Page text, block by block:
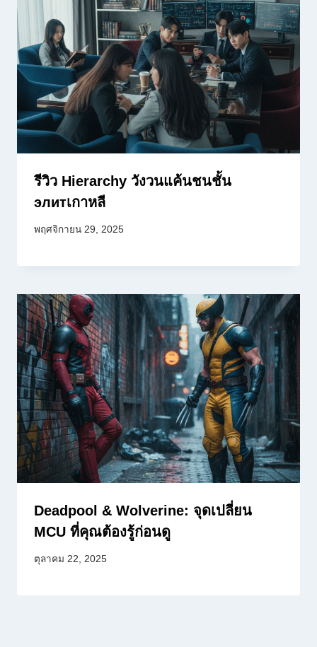
รีวิว Hierarchy วังวนแค้นชนชั้น
элитเกาหลี
พฤศจิกายน 29, 2025
Deadpool & Wolverine: จุดเปลี่ยน
MCU ที่คุณต้องรู้ก่อนดู
ตุลาคม 22, 2025